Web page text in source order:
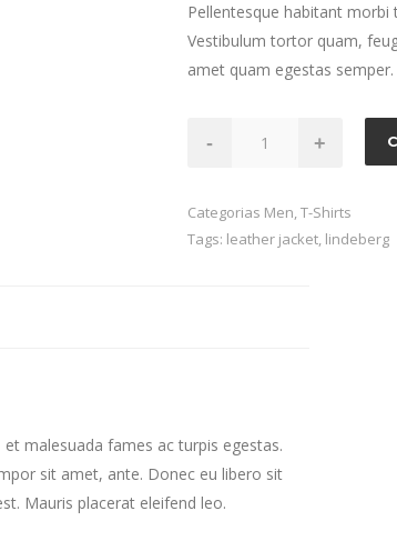
Pellentesque habitant
Vestibulum tortor quam,
amet quam egestas
- +
Categorias Men,T-Shirts
Tags: leather jacket, lindeberg
malesuada fames ac turpis egestas.
sit amet, ante. Donec eu libero sit
Mauris placerat eleifend leo.